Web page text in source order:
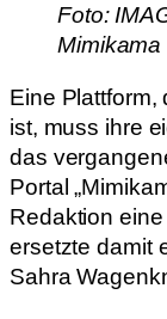
Foto:
Mimikama
Eine
ist, muss ihre
das
Portal
Redaktion eine
ersetzte damit
Sahra